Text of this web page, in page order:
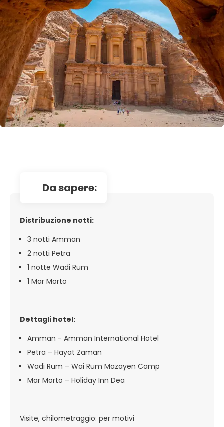
da sapere:
Distribuzione notti:
3 notti Amman
2 notti Petra
1 notte Wadi Rum
1 Mar Morto
Dettagli hotel:
Amman - Amman International Hotel
Petra – Hayat Zaman
Wadi Rum – Wai Rum Mazayen Camp
Mar Morto – Holiday Inn Dea
Visite, chilometraggio: per motivi